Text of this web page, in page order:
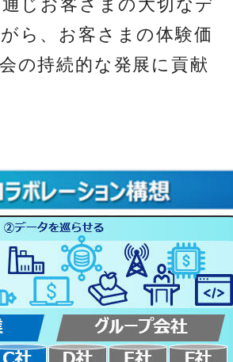
じお客さまの大切なデ
ら、お客さまの体験価
の持続的な発展に貢献